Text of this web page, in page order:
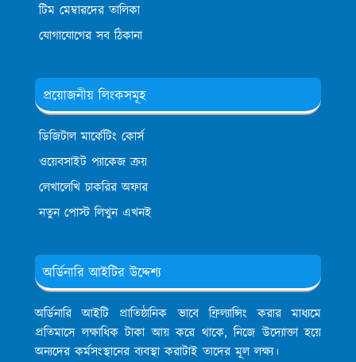
টিম মেম্বারদের তালিকা
যোগাযোগের সব ঠিকানা
প্রয়োজনীয় লিংকসমূহ
ডিজিটাল মার্কেটিং কোর্স
ওয়েবসাইট প্যাকেজ ক্রয়
লেখালেখি চাকরির অফার
নতুন পোস্ট লিখুন এখনই
অর্ডিনারি আইটির উদ্দেশ্য
অর্ডিনারি আইটি প্রাতিষ্ঠানিক ভাবে ফ্রিল্যান্সিং করার মাধ্যমে
প্রতিমাসে লক্ষাধিক টাকা আয় করে থাকে, নিজে উদ্যোক্তা হয়ে
অন্যদের কর্মসংস্থানের ব্যবস্থা করাটাই তাদের মূল লক্ষ্য।